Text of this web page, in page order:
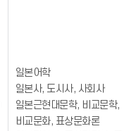
일본어학
일본사, 도시사, 사회사
일본근현대문학, 비교문학,
비교문화, 표상문화론